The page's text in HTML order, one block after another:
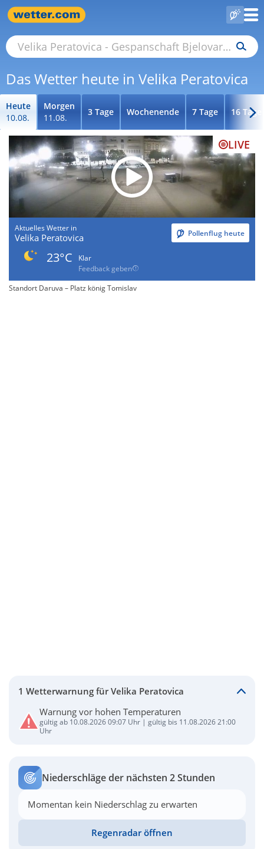
Das Wetter heute in Velika Peratovica
Heute
10.08.
Morgen
11.08.
3 Tage Wochenende 7 Tage 16 Tage
LIVE
Aktuelles Wetter in
Velika Peratovica Pollenflug heute
23°C
Klar
Feedback geben
Standort Daruva – Platz könig Tomislav
1 Wetterwarnung für Velika Peratovica
Warnung vor hohen Temperaturen
gültig ab 10.08.2026 09:07 Uhr | gültig bis 11.08.2026 21:00
Uhr
Niederschläge der nächsten 2 Stunden
Momentan kein Niederschlag zu erwarten
Regenradar öffnen